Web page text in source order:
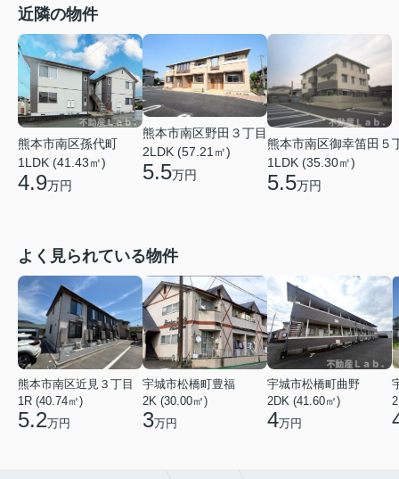
近隣の物件
熊本市南区孫代町
1LDK (41.43㎡)
4.9万円
熊本市南区野田３丁目
2LDK (57.21㎡)
5.5万円
熊本市南区御幸笛田５
1LDK (35.30㎡)
5.5万円
よく見られている物件
熊本市南区近見３丁目
1R (40.74㎡)
5.2万円
宇城市松橋町豊福
2K (30.00㎡)
3万円
宇城市松橋町曲野
2DK (41.60㎡)
4万円